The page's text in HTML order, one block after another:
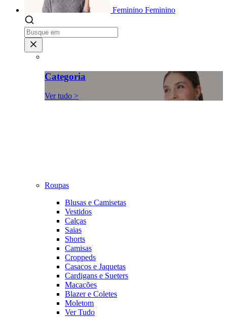
Feminino Feminino
Categoria
Ver tudo >
Roupas
Blusas e Camisetas
Vestidos
Calças
Saias
Shorts
Camisas
Croppeds
Casacos e Jaquetas
Cardigans e Sueters
Macacões
Blazer e Coletes
Moletom
Ver Tudo